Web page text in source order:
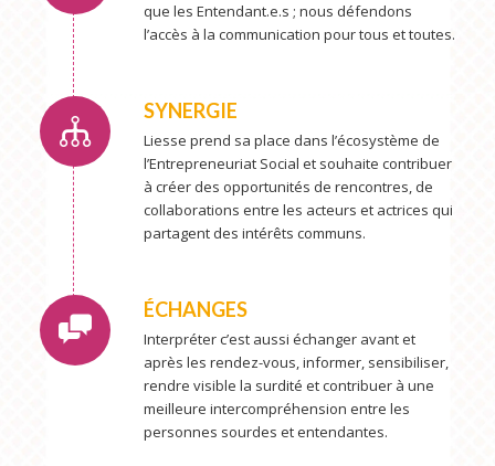
que les Entendant.e.s ; nous défendons
l’accès à la communication pour tous et toutes.
SYNERGIE
Liesse prend sa place dans l’écosystème de
l’Entrepreneuriat Social et souhaite contribuer
à créer des opportunités de rencontres, de
collaborations entre les acteurs et actrices qui
partagent des intérêts communs.
ÉCHANGES
Interpréter c’est aussi échanger avant et
après les rendez-vous, informer, sensibiliser,
rendre visible la surdité et contribuer à une
meilleure intercompréhension entre les
personnes sourdes et entendantes.